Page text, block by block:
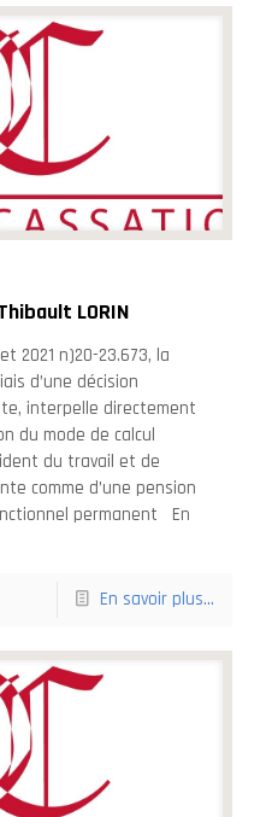
LORIN
2021 n)20-23.673, la
d’une décision
interpelle directement
du mode de calcul
du travail et de
comme d’une pension
permanent En
En savoir plus...